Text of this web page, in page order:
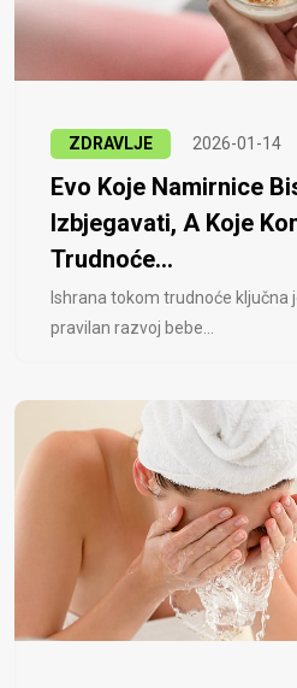
ZDRAVLJE 2026-01-14
Evo Koje Namirnice
Izbjegavati, A Koje
Trudnoće...
Ishrana tokom trudnoće ključna
pravilan razvoj bebe...